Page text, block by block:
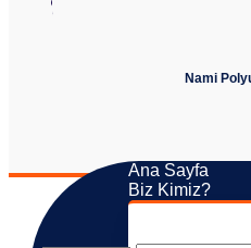
Nami
Ana Sayfa
Biz Kimiz?